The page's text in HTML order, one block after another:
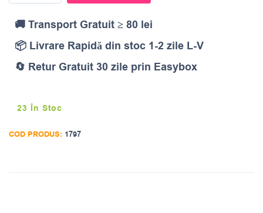
🚚 Transport Gratuit ≥ 80 lei
📦 Livrare Rapidă din stoc 1-2 zile L-V
🔄 Retur Gratuit 30 zile prin Easybox
23 În Stoc
COD PRODUS: 1797